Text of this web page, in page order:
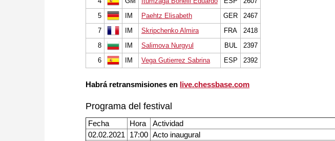
5
IM Paehtz Elisabeth GER
2467
7
IM Skripchenko Almira FRA
2418
8
IM Salimova Nurgyul BUL
2397
6
IM Vega Gutierrez Sabrina ESP 2392
Habrá retransmisiones en live.chessbase.com
Programa del festival
Fecha Hora
Actividad
02.02.2021
17:00 Acto inaugural